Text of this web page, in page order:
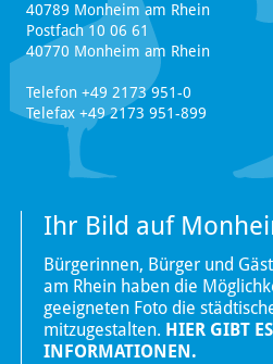
40789 Monheim am Rhein
Postfach 10 06 61
40770 Monheim am Rhein
Telefon +49 2173 951-0
Telefax +49 2173 951-899
Ihr Bild auf
Bürgerinnen, Bürger und
am Rhein haben die
geeigneten Foto die
mitzugestalten. HIER GIBT
INFORMATIONEN.